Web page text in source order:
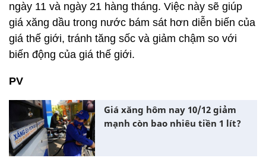
ngày 11 và ngày 21 hàng tháng. Việc này sẽ giúp
giá xăng dầu trong nước bám sát hơn diễn biến của
giá thế giới, tránh tăng sốc và giảm chậm so với
biến động của giá thế giới.
PV
Giá xăng hôm nay 10/12 giảm
mạnh còn bao nhiêu tiền 1 lít?